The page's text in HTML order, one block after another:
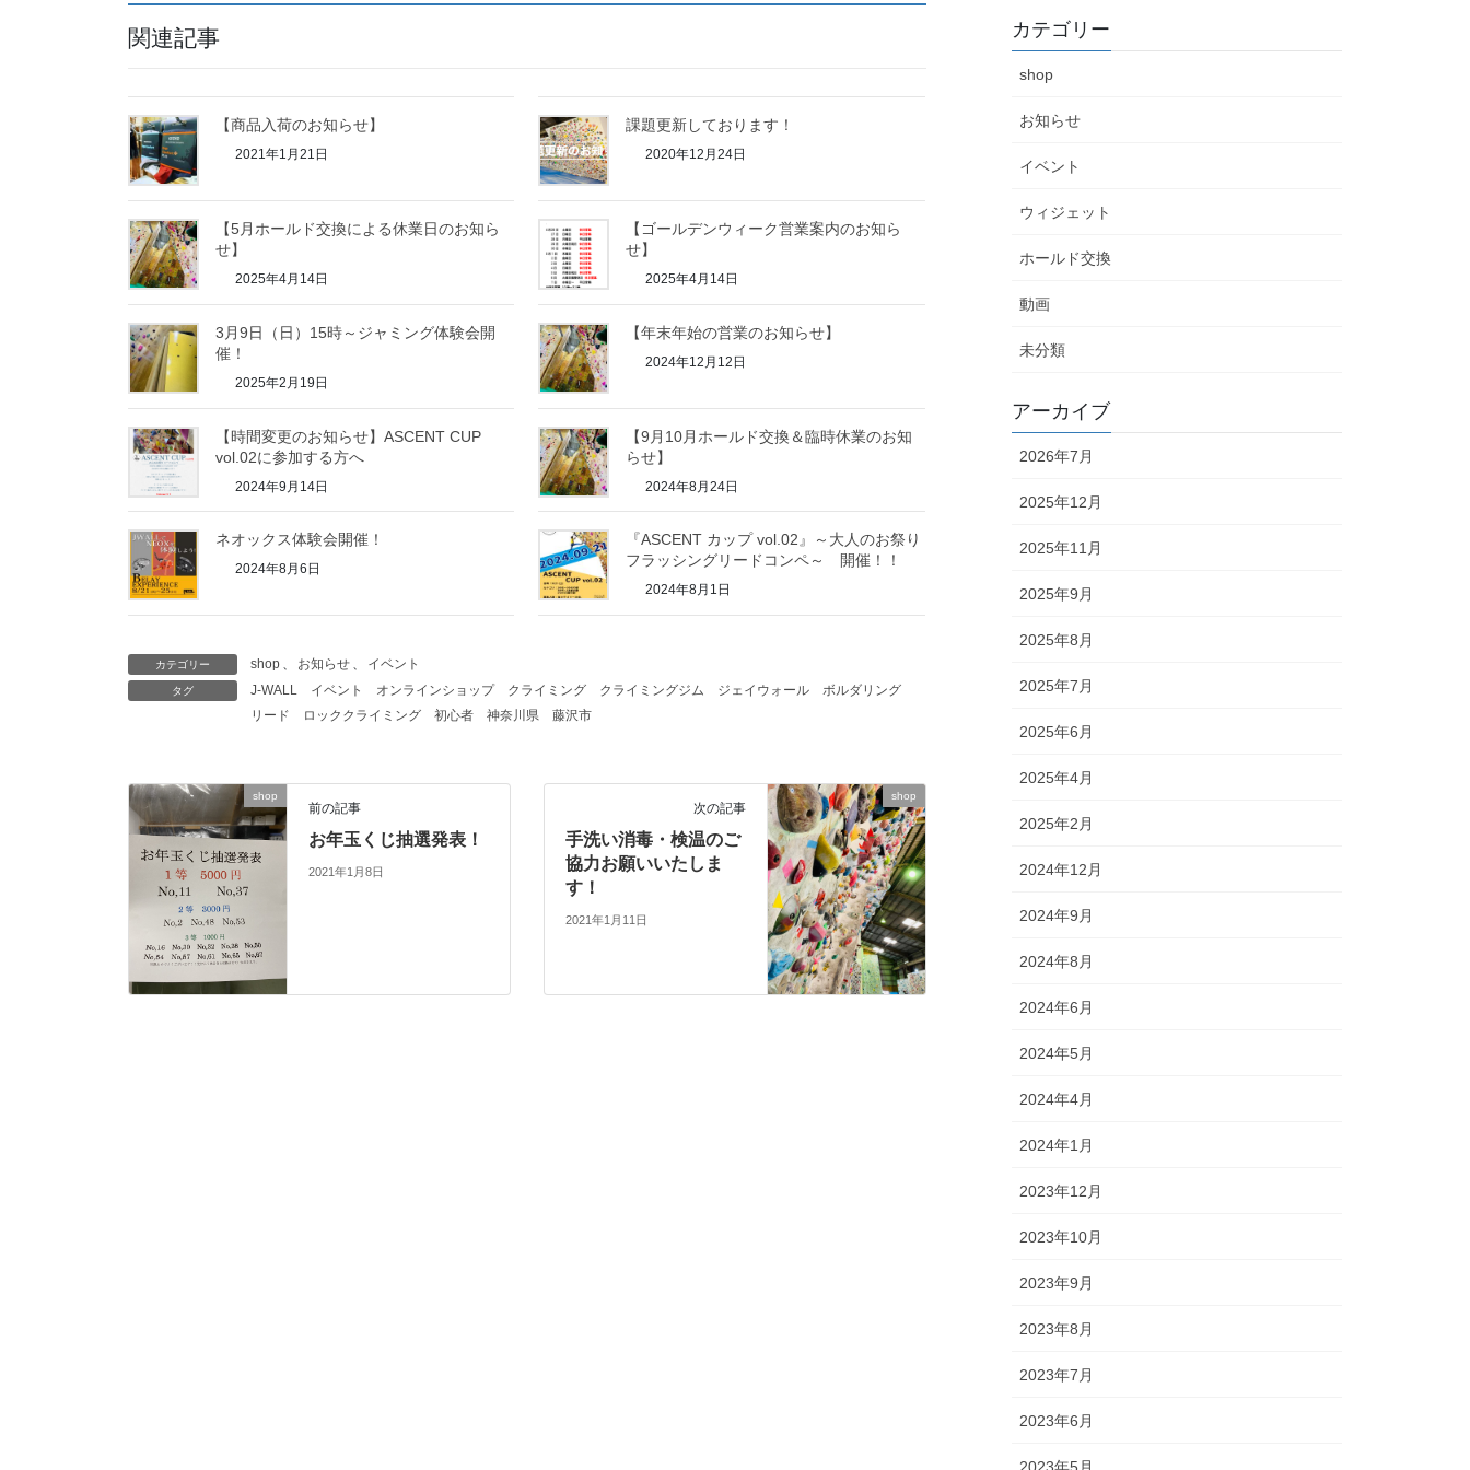
関連記事
【商品入荷のお知らせ】
2021年1月21日
課題更新しております！
2020年12月24日
【5月ホールド交換による休業日のお知ら
せ】
2025年4月14日
【ゴールデンウィーク営業案内のお知ら
せ】
2025年4月14日
3月9日（日）15時～ジャミング体験会開
催！
2025年2月19日
【年末年始の営業のお知らせ】
2024年12月12日
【時間変更のお知らせ】ASCENT CUP
vol.02に参加する方へ
2024年9月14日
【9月10月ホールド交換＆臨時休業のお知
らせ】
2024年8月24日
ネオックス体験会開催！
2024年8月6日
『ASCENT カップ vol.02』～大人のお祭り
フラッシングリードコンペ～ 開催！！
2024年8月1日
カテゴリー shop 、 お知らせ 、 イベント
タグ J-WALL イベント オンラインショップ クライミング クライミングジム ジェイウォール
ボルダリング
リード
ロッククライミング 初心者 神奈川県 藤沢市
shop
前の記事
お年玉くじ抽選発表！
2021年1月8日
shop
次の記事
手洗い消毒・検温のご
協力お願いいたしま
す！
2021年1月11日
カテゴリー
shop
お知らせ
イベント
ウィジェット
ホールド交換
動画
未分類
アーカイブ
2026年7月
2025年12月
2025年11月
2025年9月
2025年8月
2025年7月
2025年6月
2025年4月
2025年2月
2024年12月
2024年9月
2024年8月
2024年6月
2024年5月
2024年4月
2024年1月
2023年12月
2023年10月
2023年9月
2023年8月
2023年7月
2023年6月